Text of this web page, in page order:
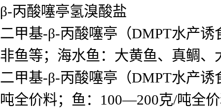
β-丙酸噻亭氢溴酸盐
二甲基-β-丙酸噻亭（DMPT水产
非鱼等；海水鱼：大黄鱼、真鲷
二甲基-β-丙酸噻亭（DMPT水产
吨全价料；鱼：100—200克/吨全